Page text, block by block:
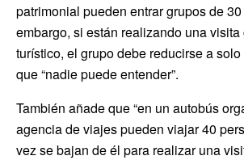
patrimonial pueden entrar grupos de
embargo, si están realizando una
turístico, el grupo debe reducirse a
que “nadie puede entender”.
También añade que “en un autobús
agencia de viajes pueden viajar 40
vez se bajan de él para realizar una